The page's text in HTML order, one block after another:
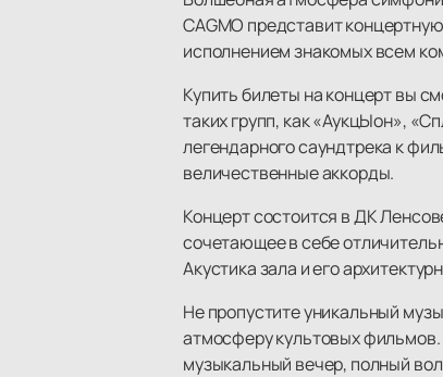
CAGMO представит
исполнением знакомых всем
Купить билеты на концерт вы
таких групп, как «АукцЫон»,
легендарного саундтрека к
величественные аккорды.
Концерт состоится в ДК
сочетающее в себе
Акустика зала и его
Не пропустите уникальный
атмосферу культовых фильмов.
музыкальный вечер, полный